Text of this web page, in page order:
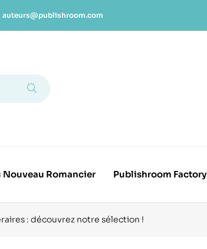
auteurs@publishroom.com
Nouveau Romancier Publishroom Factory
: découvrez notre sélection !